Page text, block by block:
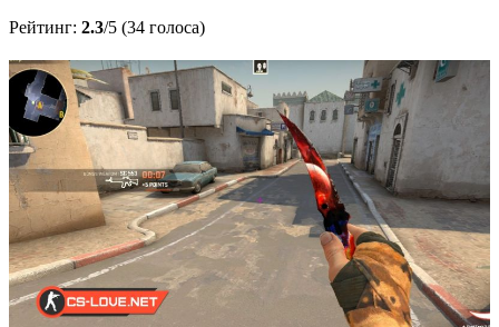
Рейтинг: 2.3/5 (34 голоса)